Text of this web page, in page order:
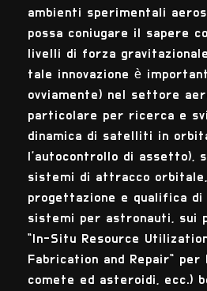
ambienti sperimentali
possa coniugare il sapere
livelli di forza
tale innovazione è
ovviamente) nel settore
particolare per ricerca e
dinamica di satelliti in
l'autocontrollo di assetto),
sistemi di attracco
progettazione e qualifica
sistemi per astronauti, sui
"In-Situ Resource
Fabrication and Repair" per
comete ed asteroidi, ecc.)